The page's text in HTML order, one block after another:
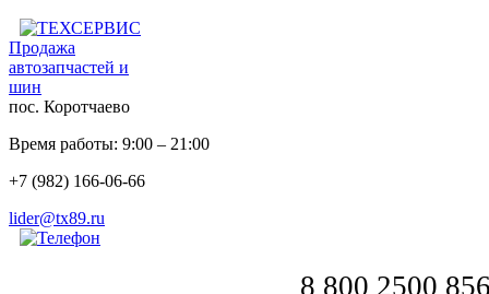
Продажа
автозапчастей и
шин
пос. Коротчаево
Время работы: 9:00 – 21:00
+7 (982) 166-06-66
lider@tx89.ru
8 800 2500